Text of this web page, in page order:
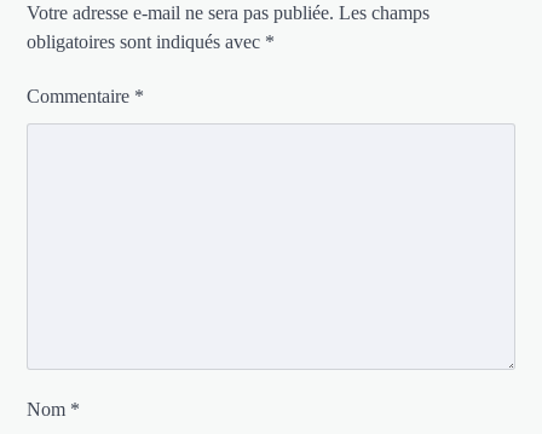
Votre adresse e-mail ne sera pas publiée. Les champs
obligatoires sont indiqués avec *
Commentaire *
Nom *